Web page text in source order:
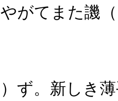
がてまた譏
ず。新しき